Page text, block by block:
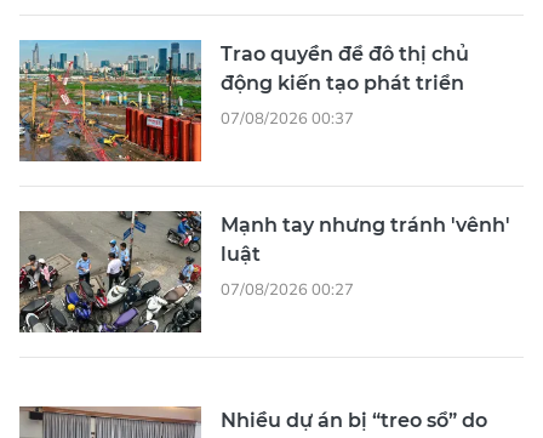
Trao quyền để đô thị chủ
động kiến tạo phát triển
07/08/2026 00:37
Mạnh tay nhưng tránh 'vênh'
luật
07/08/2026 00:27
Nhiều dự án bị “treo sổ” do